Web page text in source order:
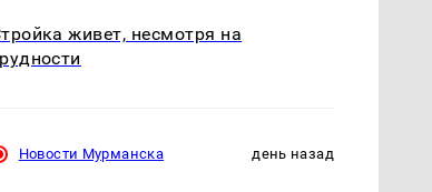
живет, несмотря на
Новости Мурманска день назад